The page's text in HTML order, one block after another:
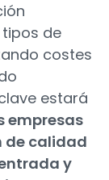
de
costes
estará
empresas
de calidad
y